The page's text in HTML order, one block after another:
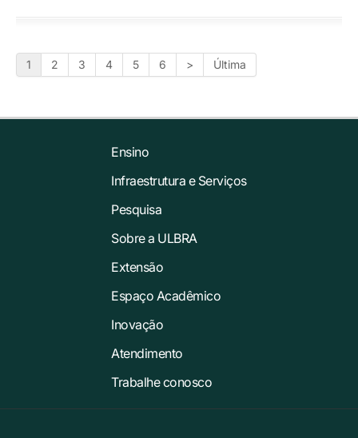
1 2 3 4 5 6 > Última
Ensino
Infraestrutura e Serviços
Pesquisa
Sobre a ULBRA
Extensão
Espaço Acadêmico
Inovação
Atendimento
Trabalhe conosco